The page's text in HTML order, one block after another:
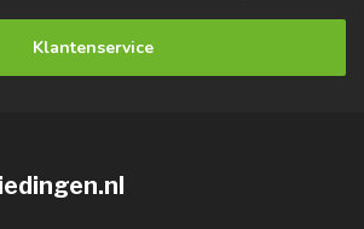
Klantenservice